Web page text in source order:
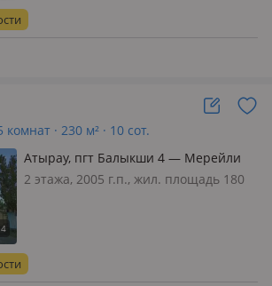
Жанаталап Продается дом 14×13
маршрутная остановка рядом,
· 230 м² · 10 сот.
Атырау, пгт Балыкши 4 — Мерейли
2 этажа, 2005 г.п., жил. площадь 180
меблирована полностью, Продается
2-х этажный коттедж в хороше…